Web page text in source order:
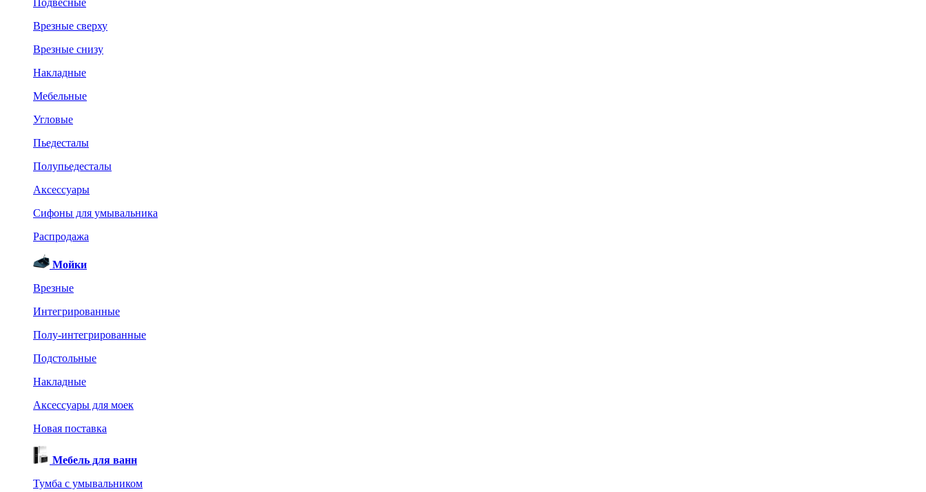
Подвесные
Врезные сверху
Врезные снизу
Накладные
Мебельные
Угловые
Пьедесталы
Полупьедесталы
Аксессуары
Сифоны для умывальника
Распродажа
Мойки
Врезные
Интегрированные
Полу-интегрированные
Подстольные
Накладные
Аксессуары для моек
Новая поставка
Мебель для ванн
Тумба с умывальником